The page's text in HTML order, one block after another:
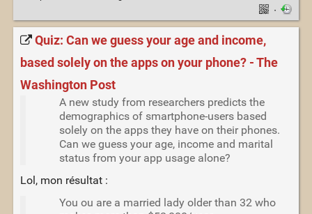
·
Quiz: Can we guess your age and income,
based solely on the apps on your phone? - The
Washington Post
A new study from researchers predicts the
demographics of smartphone-users based
solely on the apps they have on their phones.
Can we guess your age, income and marital
status from your app usage alone?
Lol, mon résultat :
You ou are a married lady older than 32 who